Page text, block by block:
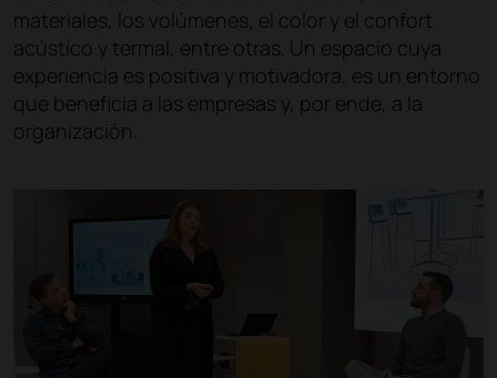
materiales, los volúmenes, el color y el confort
acústico y termal, entre otras. Un espacio cuya
experiencia es positiva y motivadora, es un entorno
que beneficia a las empresas y, por ende, a la
organización.